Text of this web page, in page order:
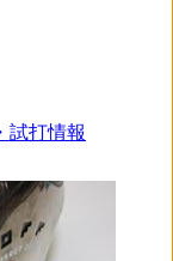
試打情報